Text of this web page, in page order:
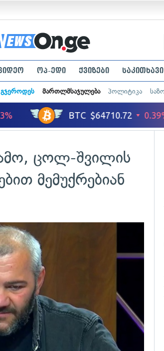
ოპ-ედი ქვიზები საკითხავი
გჯეროდეს მართლმსაჯულება პოლიტიკა
ცოლ-შვილის
მემუქრებიან